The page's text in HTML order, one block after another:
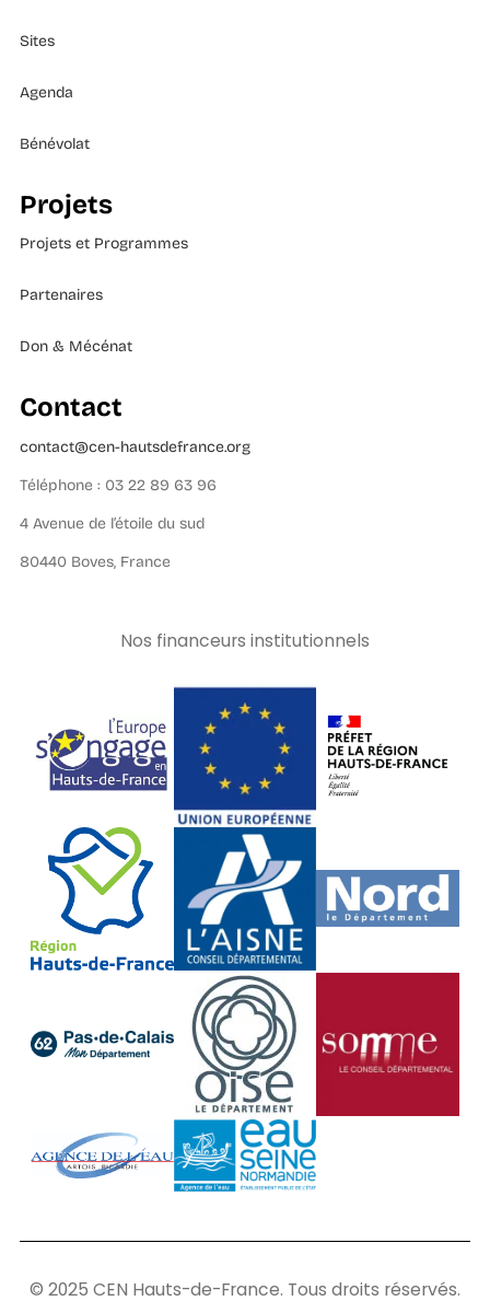
Sites
Agenda
Bénévolat
Projets
Projets et Programmes
Partenaires
Don & Mécénat
Contact
contact@cen-hautsdefrance.org
Téléphone : 03 22 89 63 96
4 Avenue de l’étoile du sud
80440 Boves, France
Nos financeurs institutionnels
© 2025 CEN Hauts-de-France. Tous droits réservés.